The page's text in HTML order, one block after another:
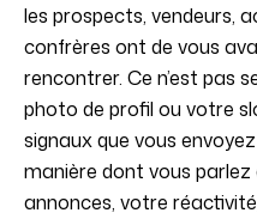
les prospects, vendeurs,
confrères ont de vous
rencontrer. Ce n’est pas
photo de profil ou votre
signaux que vous
manière dont vous
annonces, votre